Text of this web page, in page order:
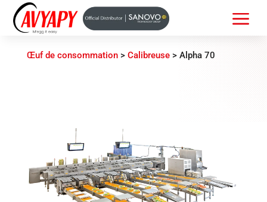
a
Œuf de consommation> Calibreuse> Alpha 70